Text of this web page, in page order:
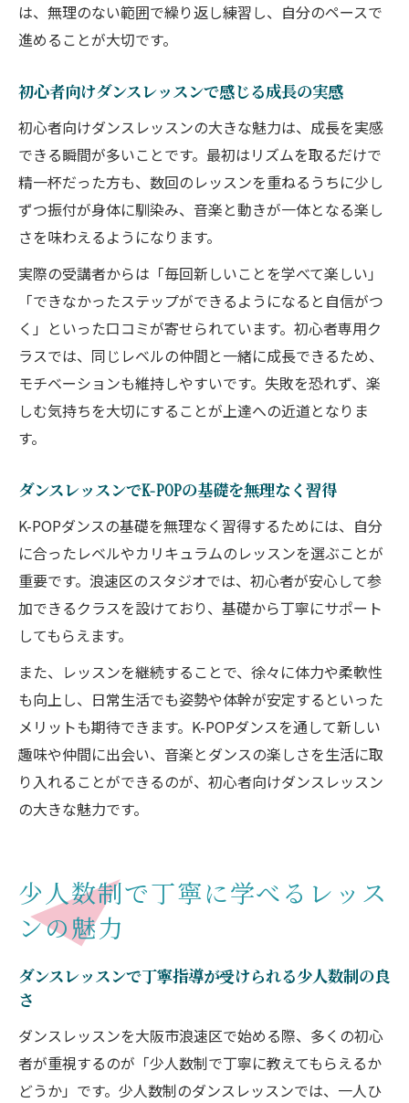
は、無理のない範囲で繰り返し練習し、自分のペースで
進めることが大切です。
初心者向けダンスレッスンで感じる成長の実感
初心者向けダンスレッスンの大きな魅力は、成長を実感
できる瞬間が多いことです。最初はリズムを取るだけで
精一杯だった方も、数回のレッスンを重ねるうちに少し
ずつ振付が身体に馴染み、音楽と動きが一体となる楽し
さを味わえるようになります。
実際の受講者からは「毎回新しいことを学べて楽しい」
「できなかったステップができるようになると自信がつ
く」といった口コミが寄せられています。初心者専用ク
ラスでは、同じレベルの仲間と一緒に成長できるため、
モチベーションも維持しやすいです。失敗を恐れず、楽
しむ気持ちを大切にすることが上達への近道となりま
す。
ダンスレッスンでK-POPの基礎を無理なく習得
K-POPダンスの基礎を無理なく習得するためには、自分
に合ったレベルやカリキュラムのレッスンを選ぶことが
重要です。浪速区のスタジオでは、初心者が安心して参
加できるクラスを設けており、基礎から丁寧にサポート
してもらえます。
また、レッスンを継続することで、徐々に体力や柔軟性
も向上し、日常生活でも姿勢や体幹が安定するといった
メリットも期待できます。K-POPダンスを通して新しい
趣味や仲間に出会い、音楽とダンスの楽しさを生活に取
り入れることができるのが、初心者向けダンスレッスン
の大きな魅力です。
少人数制で丁寧に学べるレッス
ンの魅力
ダンスレッスンで丁寧指導が受けられる少人数制の良
さ
ダンスレッスンを大阪市浪速区で始める際、多くの初心
者が重視するのが「少人数制で丁寧に教えてもらえるか
どうか」です。少人数制のダンスレッスンでは、一人ひ